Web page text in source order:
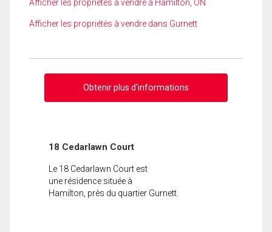
Afficher les propriétés à vendre à Hamilton, ON
Afficher les propriétés à vendre dans Gurnett
Obtenir plus d'informations
18 Cedarlawn Court
Le 18 Cedarlawn Court est
une résidence située à
Hamilton, près du quartier Gurnett.